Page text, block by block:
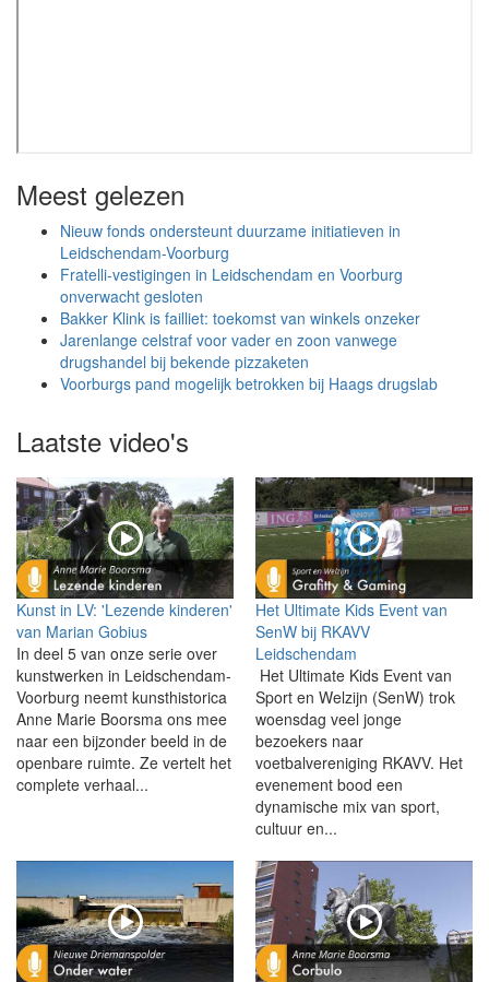
Meest gelezen
Nieuw fonds ondersteunt duurzame initiatieven in
Leidschendam-Voorburg
Fratelli-vestigingen in Leidschendam en Voorburg
onverwacht gesloten
Bakker Klink is failliet: toekomst van winkels onzeker
Jarenlange celstraf voor vader en zoon vanwege
drugshandel bij bekende pizzaketen
Voorburgs pand mogelijk betrokken bij Haags drugslab
Laatste video's
Kunst in LV: 'Lezende kinderen'
van Marian Gobius
In deel 5 van onze serie over
kunstwerken in Leidschendam-
Voorburg neemt kunsthistorica
Anne Marie Boorsma ons mee
naar een bijzonder beeld in de
openbare ruimte. Ze vertelt het
complete verhaal...
Het Ultimate Kids Event van
SenW bij RKAVV
Leidschendam
Het Ultimate Kids Event van
Sport en Welzijn (SenW) trok
woensdag veel jonge
bezoekers naar
voetbalvereniging RKAVV. Het
evenement bood een
dynamische mix van sport,
cultuur en...